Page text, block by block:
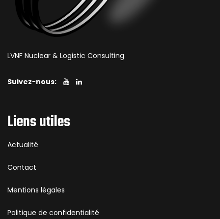
LVNF Nuclear & Logistic Consulting
Suivez-nous:
Liens utiles
Actualité
Contact
Mentions légales
Politique de confidentialité